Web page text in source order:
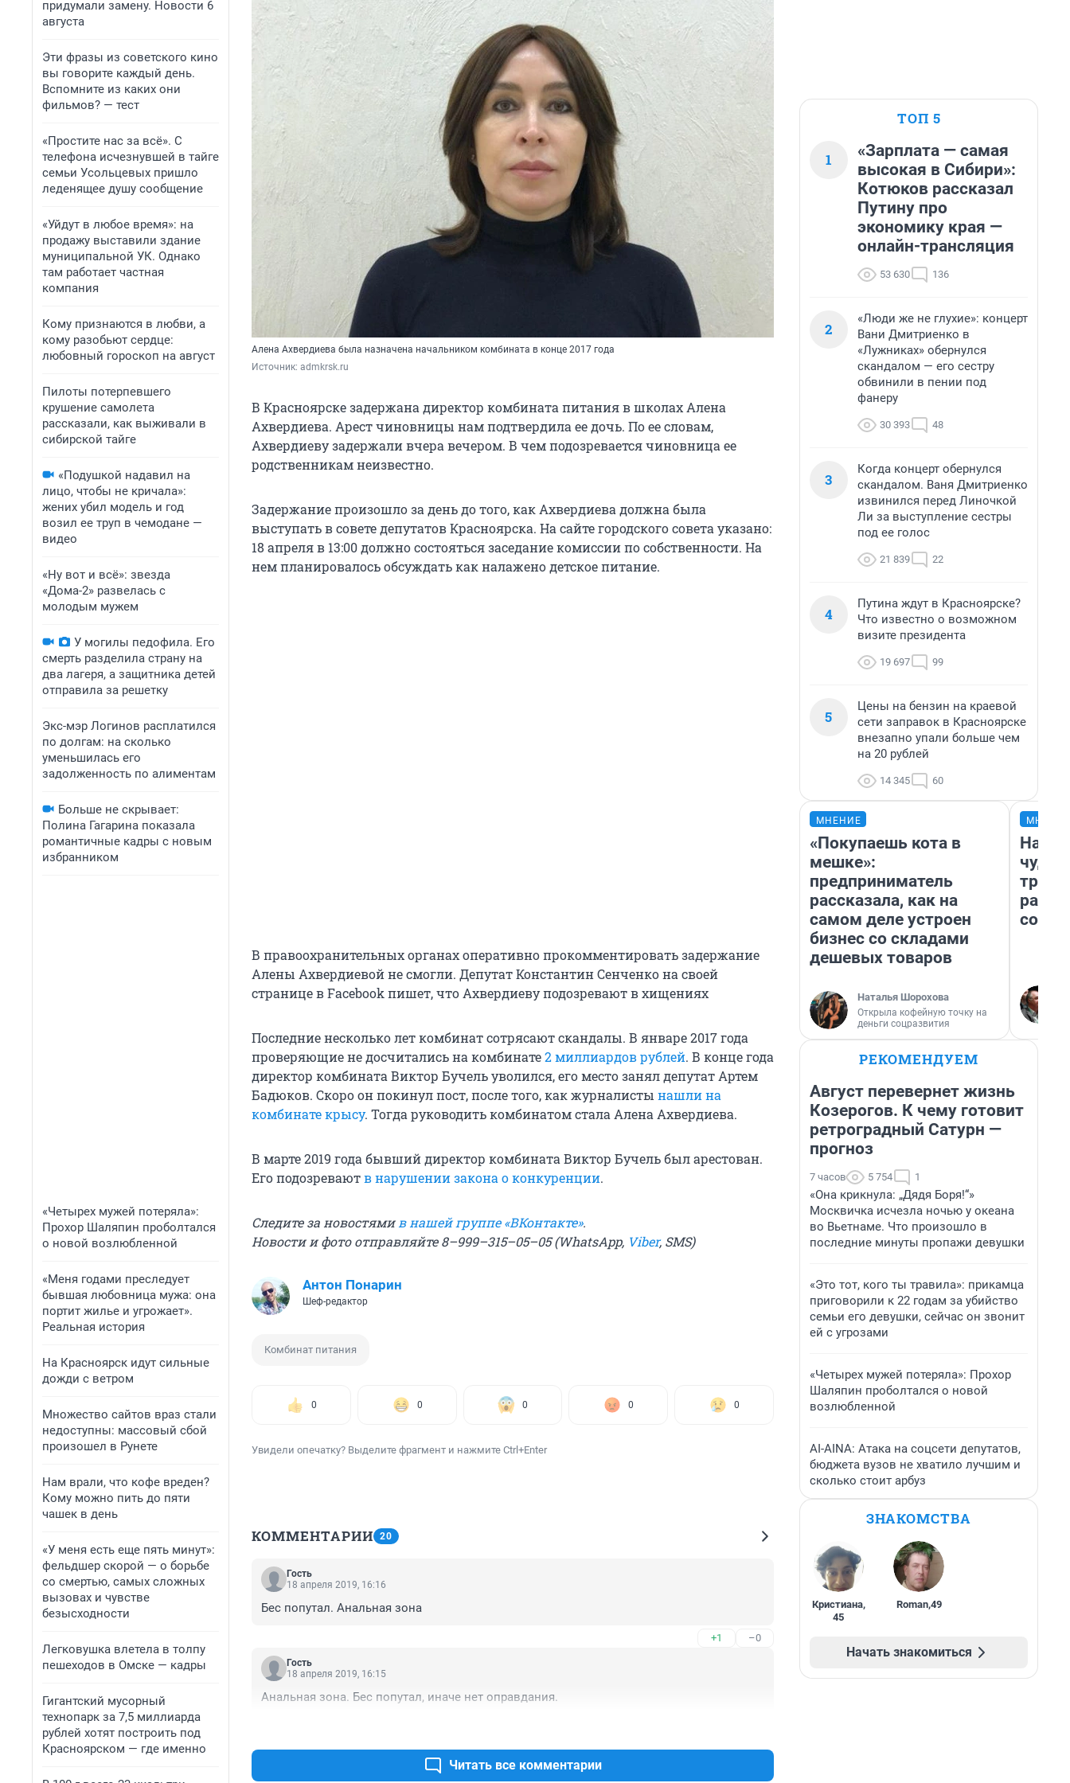
придумали замену. Новости 6
августа
Эти фразы из советского кино
вы говорите каждый день.
Вспомните из каких они
фильмов? — тест
«Простите нас за всё». С
телефона исчезнувшей в тайге
семьи Усольцевых пришло
леденящее душу сообщение
«Уйдут в любое время»: на
продажу выставили здание
муниципальной УК. Однако
там работает частная
компания
Кому признаются в любви, а
кому разобьют сердце:
любовный гороскоп на август
Пилоты потерпевшего
крушение самолета
рассказали, как выживали в
сибирской тайге
«Подушкой надавил на
лицо, чтобы не кричала»:
жених убил модель и год
возил ее труп в чемодане —
видео
«Ну вот и всё»: звезда
«Дома-2» развелась с
молодым мужем
У могилы педофила. Его
смерть разделила страну на
два лагеря, а защитника детей
отправила за решетку
Экс-мэр Логинов расплатился
по долгам: на сколько
уменьшилась его
задолженность по алиментам
Больше не скрывает:
Полина Гагарина показала
романтичные кадры с новым
избранником
«Четырех мужей потеряла»:
Прохор Шаляпин проболтался
о новой возлюбленной
«Меня годами преследует
бывшая любовница мужа: она
портит жилье и угрожает».
Реальная история
На Красноярск идут сильные
дожди с ветром
Множество сайтов враз стали
недоступны: массовый сбой
произошел в Рунете
Нам врали, что кофе вреден?
Кому можно пить до пяти
чашек в день
«У меня есть еще пять минут»:
фельдшер скорой — о борьбе
со смертью, самых сложных
вызовах и чувстве
безысходности
Легковушка влетела в толпу
пешеходов в Омске — кадры
Гигантский мусорный
технопарк за 7,5 миллиарда
рублей хотят построить под
Красноярском — где именно
Алена Ахвердиева была назначена начальником комбината в конце 2017 года
Источник: admkrsk.ru
В Красноярске задержана директор комбината питания в школах Алена
Ахвердиева. Арест чиновницы нам подтвердила ее дочь. По ее словам,
Ахвердиеву задержали вчера вечером. В чем подозревается чиновница ее
родственникам неизвестно.
Задержание произошло за день до того, как Ахвердиева должна была
выступать в совете депутатов Красноярска. На сайте городского совета указано:
18 апреля в 13:00 должно состояться заседание комиссии по собственности. На
нем планировалось обсуждать как налажено детское питание.
В правоохранительных органах оперативно прокомментировать задержание
Алены Ахвердиевой не смогли. Депутат Константин Сенченко на своей
странице в Facebook пишет, что Ахвердиеву подозревают в хищениях
Последние несколько лет комбинат сотрясают скандалы. В январе 2017 года
проверяющие не досчитались на комбинате2 миллиардов рублей. В конце года
директор комбината Виктор Бучель уволился, его место занял депутат Артем
Бадюков. Скоро он покинул пост, после того, как журналисты нашли на
комбинате крысу. Тогда руководить комбинатом стала Алена Ахвердиева.
В марте 2019 года бывший директор комбината Виктор Бучель был арестован.
Его подозреваютв нарушении закона о конкуренции.
Следите за новостями в нашей группе «ВКонтакте».
Новости и фото отправляйте 8–999–315–05–05 (WhatsApp, Viber, SMS)
Антон Понарин
Шеф-редактор
Комбинат питания
0 0 0 0 0
Увидели опечатку? Выделите фрагмент и нажмите Ctrl+Enter
КОММЕНТАРИИ 20
Гость
18 апреля 2019, 16:16
Бес попутал. Анальная зона
+1 –0
Гость
18 апреля 2019, 16:15
Анальная зона. Бес попутал, иначе нет оправдания.
Читать все комментарии
ТОП 5
1
«Зарплата — самая
высокая в Сибири»:
Котюков рассказал
Путину про
экономику края —
онлайн-трансляция
53 630 136
2
«Люди же не глухие»: концерт
Вани Дмитриенко в
«Лужниках» обернулся
скандалом — его сестру
обвинили в пении под
фанеру
30 393 48
3
Когда концерт обернулся
скандалом. Ваня Дмитриенко
извинился перед Линочкой
Ли за выступление сестры
под ее голос
21 839 22
4
Путина ждут в Красноярске?
Что известно о возможном
визите президента
19 697 99
5
Цены на бензин на краевой
сети заправок в Красноярске
внезапно упали больше чем
на 20 рублей
14 345 60
МНЕНИЕ
«Покупаешь кота в
мешке»:
предприниматель
рассказала, как на
самом деле устроен
бизнес со складами
дешевых товаров
Наталья Шорохова
Открыла кофейную точку на
деньги соцразвития
РЕКОМЕНДУЕМ
Август перевернет жизнь
Козерогов. К чему готовит
ретроградный Сатурн —
прогноз
7 часов 5 754 1
«Она крикнула: „Дядя Боря!“»
Москвичка исчезла ночью у океана
во Вьетнаме. Что произошло в
последние минуты пропажи девушки
«Это тот, кого ты травила»: прикамца
приговорили к 22 годам за убийство
семьи его девушки, сейчас он звонит
ей с угрозами
«Четырех мужей потеряла»: Прохор
Шаляпин проболтался о новой
возлюбленной
AI-AINA: Атака на соцсети депутатов,
бюджета вузов не хватило лучшим и
сколько стоит арбуз
ЗНАКОМСТВА
Кристиана,
45
Roman,49
Начать знакомиться